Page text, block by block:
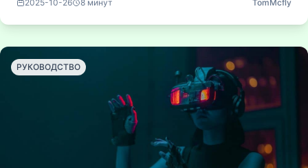
сложности формируют захватывающие поведенческие
модели, которые удерживают игроков вовлечёнными
2025-10-26 8 минут TomMcfly
РУКОВОДСТВО